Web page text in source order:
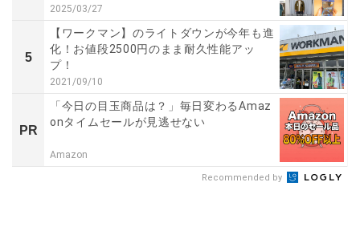
2025/03/27
5
【ワークマン】のライトダウンが今年も進
化！お値段2500円のまま耐久性能アッ
プ！
2021/09/10
PR
「今日の目玉商品は？」毎日変わるAmaz
onタイムセールが見逃せない
Amazon
Recommended by